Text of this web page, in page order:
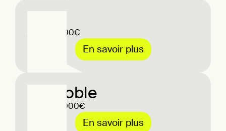
jusqu'a 1200€
En savoir plus
Grenoble
Jusqu'à 3000€
En savoir plus